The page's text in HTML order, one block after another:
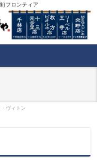
)フロンティア
・ヴィトン